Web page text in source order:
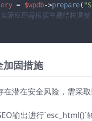
= $wpdb->prepare(
际应用需根据主题结构调整
加固措施
在潜在安全风险，需采
输出进行`esc_html()`